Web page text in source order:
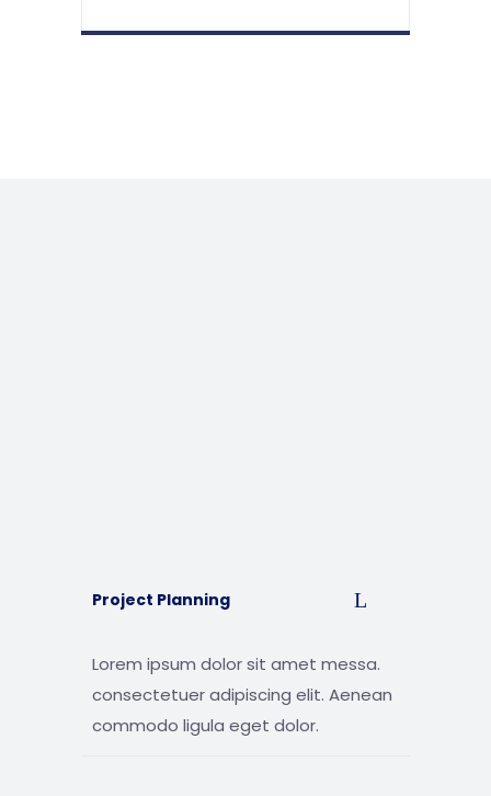
Project Planning
Lorem ipsum dolor sit amet messa.
consectetuer adipiscing elit. Aenean
commodo ligula eget dolor.